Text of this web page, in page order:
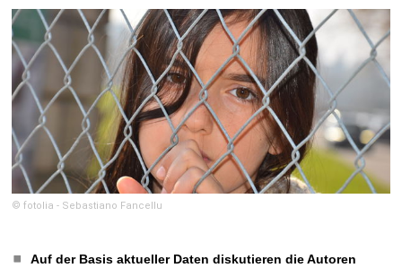
© fotolia - Sebastiano Fancellu
Auf der Basis aktueller Daten diskutieren die Autoren